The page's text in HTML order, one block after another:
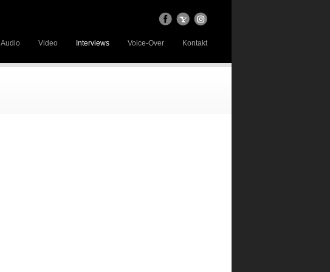
Audio Video Interviews Voice-Over Kontakt